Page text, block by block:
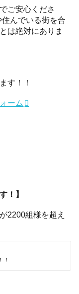
ご安心くださ
んでいる街を合
は絶対にありま
す！！
ーム
！】
2200組様を超え
！